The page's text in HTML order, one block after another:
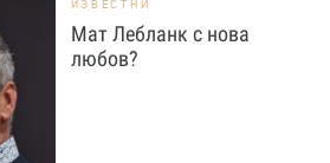
ИЗВЕСТНИ
Мат Лебланк с нова
любов?